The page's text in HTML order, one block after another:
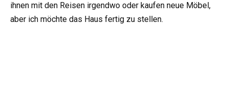
ihnen mit den Reisen irgendwo oder kaufen neue Möbel,
aber ich möchte das Haus fertig zu stellen.